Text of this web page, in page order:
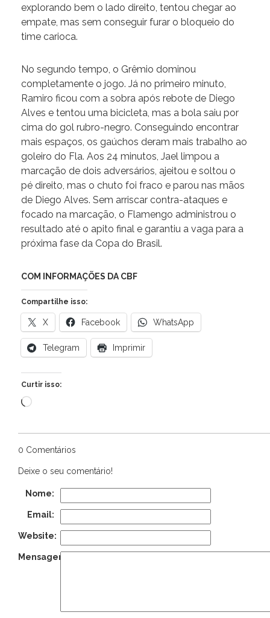
explorando bem o lado direito, tentou chegar ao
empate, mas sem conseguir furar o bloqueio do
time carioca.
No segundo tempo, o Grêmio dominou
completamente o jogo. Já no primeiro minuto,
Ramiro ficou com a sobra após rebote de Diego
Alves e tentou uma bicicleta, mas a bola saiu por
cima do gol rubro-negro. Conseguindo encontrar
mais espaços, os gaúchos deram mais trabalho ao
goleiro do Fla. Aos 24 minutos, Jael limpou a
marcação de dois adversários, ajeitou e soltou o
pé direito, mas o chuto foi fraco e parou nas mãos
de Diego Alves. Sem arriscar contra-ataques e
focado na marcação, o Flamengo administrou o
resultado até o apito final e garantiu a vaga para a
próxima fase da Copa do Brasil.
COM INFORMAÇÕES DA CBF
Compartilhe isso:
X Facebook WhatsApp
Telegram Imprimir
Curtir isso:
Carregando...
0 Comentários
Deixe o seu comentário!
Nome:
Email:
Website:
Mensagem: